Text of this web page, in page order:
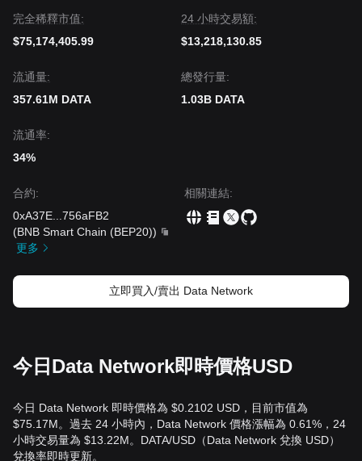
完全稀釋市值:
$75,174,405.99
24 小時交易額:
$13,218,130.85
流通量:
357.61M DATA
總發行量:
1.03B DATA
流通率:
34%
合約:
0xA37E
756aFB2
(BNB Smart Chain (BEP20))
更多
相關連結:
立即買入/賣出 Data Network
今日Data Network即時價格USD
今日 Data Network 即時價格為 $0.2102 USD，目前市值為
$75.17M。過去 24 小時內，Data Network 價格漲幅為 0.61%，24
小時交易量為 $13.22M。DATA/USD（Data Network 兌換 USD）
兌換率即時更新。